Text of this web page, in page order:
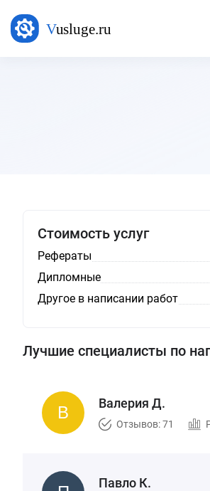
Стоимость услуг
Рефераты
Дипломные
Другое в написании работ
Лучшие специалисты по
Валерия Д.
Отзывов: 71
Павло К.